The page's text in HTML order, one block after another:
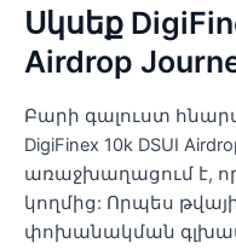
Սկսեք
Airdrop
Բարի գալուստ
DigiFinex 10k DSUI
առաջխաղացում է,
կողմից: Որպես
փոխանակման